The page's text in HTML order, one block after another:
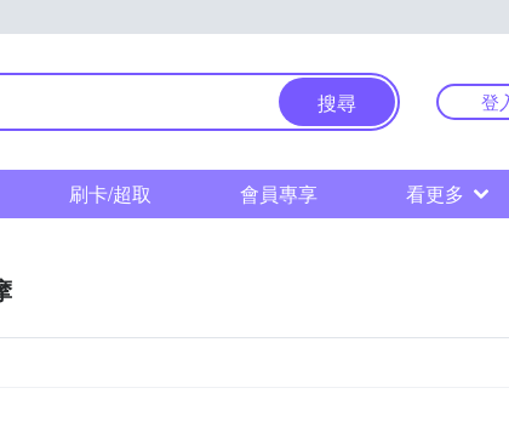
搜尋 登
刷卡/超取 會員專享 看更多